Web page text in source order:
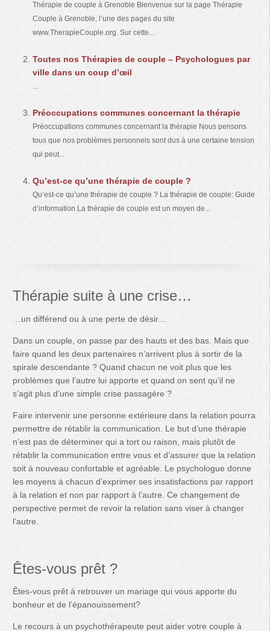
Thérapie de couple à Grenoble Bienvenue sur la page Thérapie
Couple à Grenoble, l’une des pages du site
www.TherapieCouple.org. Sur cette...
Toutes nos Thérapies de couple – Psychologues par
ville dans un coup d’œil
...
Préoccupations communes concernant la thérapie
Préoccupations communes concernant la thérapie Nous pensons
tous que nos problèmes personnels sont dus à une certaine tension
qui peut...
Qu’est-ce qu’une thérapie de couple ?
Qu’est-ce qu’une thérapie de couple ? La thérapie de couple: Guide
d’information La thérapie de couple est un moyen de...
Thérapie suite à une crise…
…un différend ou à une perte de désir…
Dans un couple, on passe par des hauts et des bas. Mais que
faire quand les deux partenaires n’arrivent plus à sortir de la
spirale descendante ? Quand chacun ne voit plus que les
problèmes que l’autre lui apporte et quand on sent qu’il ne
s’agit plus d’une simple crise passagère ?
Faire intervenir une personne extérieure dans la relation pourra
permettre de rétablir la communication. Le but d’une thérapie
n’est pas de déterminer qui a tort ou raison, mais plutôt de
rétablir la communication entre vous et d’assurer que la relation
soit à nouveau confortable et agréable. Le psychologue donne
les moyens à chacun d’exprimer ses insatisfactions par rapport
à la relation et non par rapport à l’autre. Ce changement de
perspective permet de revoir la relation sans viser à changer
l’autre.
Êtes-vous prêt ?
Êtes-vous prêt à retrouver un mariage qui vous apporte du
bonheur et de l’épanouissement?
Le recours à un psychothérapeute peut aider votre couple à